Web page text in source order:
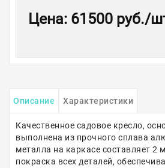
Цена: 61500 руб./
Описание Характеристики
Качественное садовое кресло,
выполнена из прочного сплава
металла на каркасе составляет
покраска всех деталей,